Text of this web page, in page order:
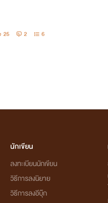
25 2 6
นักเขียน
ลงทะเบียนนักเขียน
วิธีการลงนิยาย
วิธีการลงอีบุ๊ก